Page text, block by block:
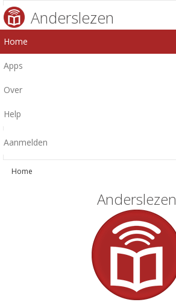
Anderslezen
Home
Apps
Over
Help
Aanmelden
Home
Anderslezen